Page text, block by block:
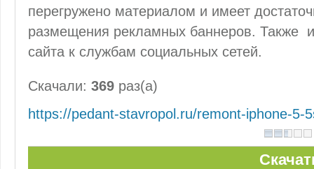
перегружено материалом и имеет
размещения рекламных баннеров. Также
сайта к службам социальных сетей.
Скачали: 369 раз(а)
https://pedant-stavropol.ru/remont-iphone-5-